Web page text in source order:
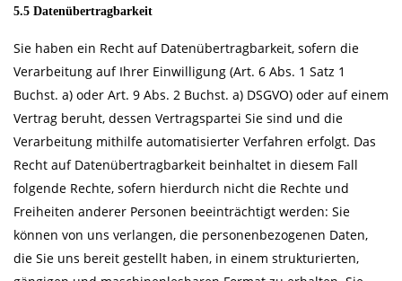
5.5 Datenübertragbarkeit
Sie haben ein Recht auf Datenübertragbarkeit, sofern die
Verarbeitung auf Ihrer Einwilligung (Art. 6 Abs. 1 Satz 1
Buchst. a) oder Art. 9 Abs. 2 Buchst. a) DSGVO) oder auf einem
Vertrag beruht, dessen Vertragspartei Sie sind und die
Verarbeitung mithilfe automatisierter Verfahren erfolgt. Das
Recht auf Datenübertragbarkeit beinhaltet in diesem Fall
folgende Rechte, sofern hierdurch nicht die Rechte und
Freiheiten anderer Personen beeinträchtigt werden: Sie
können von uns verlangen, die personenbezogenen Daten,
die Sie uns bereit gestellt haben, in einem strukturierten,